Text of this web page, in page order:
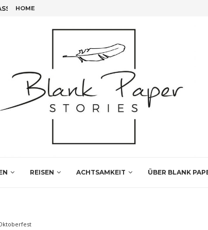
FLIEGEN!FÜNF INSIDER TIPPS FÜR DEINEN LEIPZIG BESUCH
HOME
REISEN ACHTSAMKEIT ÜBER BLANK